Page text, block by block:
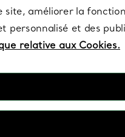
site, améliorer la
personnalisé et des
relative aux Cookies.